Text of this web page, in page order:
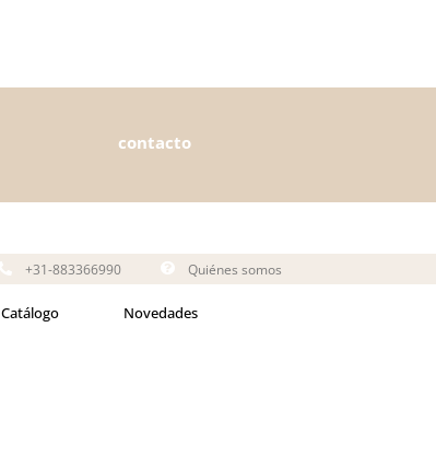
contacto
+31-883366990 Quiénes somos
Catálogo Novedades